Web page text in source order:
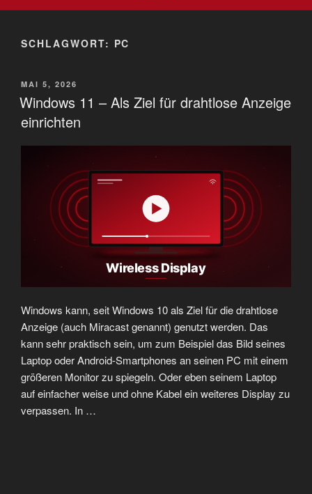
SCHLAGWORT: PC
VERÖFFENTLICHT
AM
MAI 5, 2026
Windows 11 – Als Ziel für drahtlose Anzeige
einrichten
Windows kann, seit Windows 10 als Ziel für die drahtlose
Anzeige (auch Miracast genannt) genutzt werden. Das
kann sehr praktisch sein, um zum Beispiel das Bild seines
Laptop oder Android-Smartphones an seinen PC mit einem
größeren Monitor zu spiegeln. Oder eben seinem Laptop
auf einfacher weise und ohne Kabel ein weiteres Display zu
verpassen. In …